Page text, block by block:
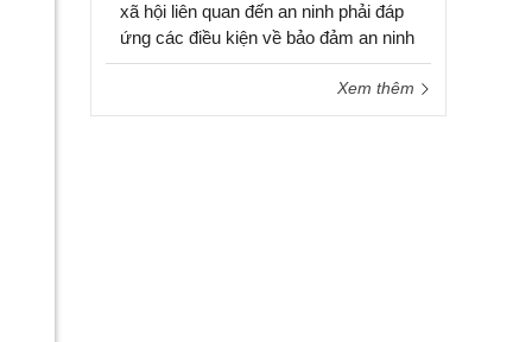
xã hội liên quan đến an ninh phải đáp
ứng các điều kiện về bảo đảm an ninh
Xem thêm